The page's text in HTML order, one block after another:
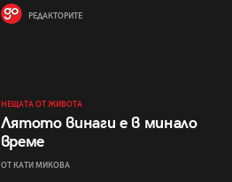
РЕДАКТОРИТЕ
НЕЩАТА ОТ ЖИВОТА
Лятото винаги е в минало
време
ОТ КАТИ МИКОВА